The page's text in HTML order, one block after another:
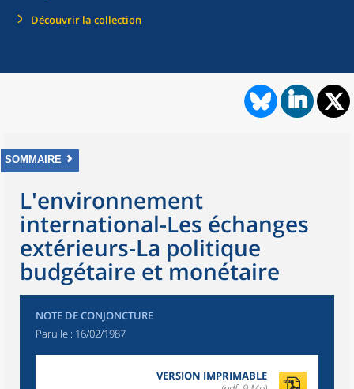
Découvrir la collection
SOMMAIRE
L'environnement
international-Les échanges
extérieurs-La politique
budgétaire et monétaire
NOTE DE CONJONCTURE
Paru le : 16/02/1987
VERSION IMPRIMABLE